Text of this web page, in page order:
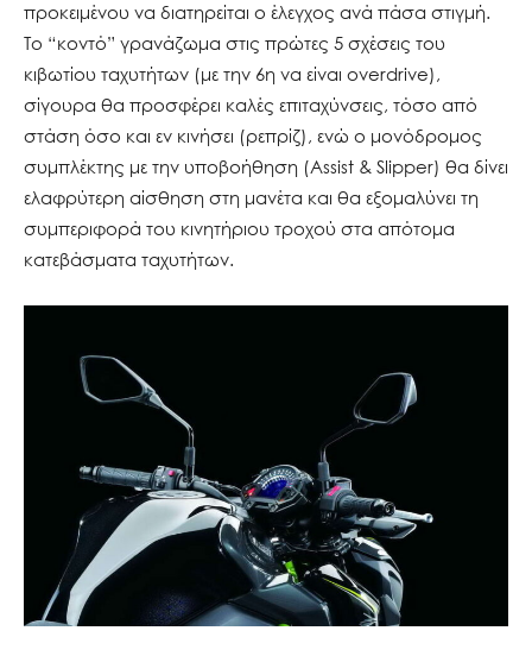
προκειμένου να διατηρείται ο έλεγχος ανά πάσα στιγμή.
Το “κοντό” γρανάζωμα στις πρώτες 5 σχέσεις του
κιβωτίου ταχυτήτων (με την 6η να είναι overdrive),
σίγουρα θα προσφέρει καλές επιταχύνσεις, τόσο από
στάση όσο και εν κινήσει (ρεπρίζ), ενώ ο μονόδρομος
συμπλέκτης με την υποβοήθηση (Assist & Slipper) θα δίνει
ελαφρύτερη αίσθηση στη μανέτα και θα εξομαλύνει τη
συμπεριφορά του κινητήριου τροχού στα απότομα
κατεβάσματα ταχυτήτων.